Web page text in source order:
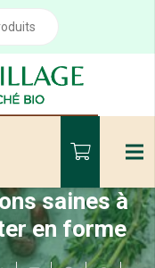
saines à
en forme